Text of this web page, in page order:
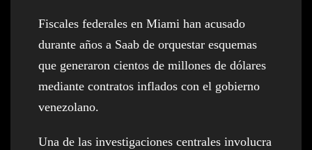
Fiscales federales en Miami han acusado
durante años a Saab de orquestar esquemas
que generaron cientos de millones de dólares
mediante contratos inflados con el gobierno
venezolano.
Una de las investigaciones centrales involucra